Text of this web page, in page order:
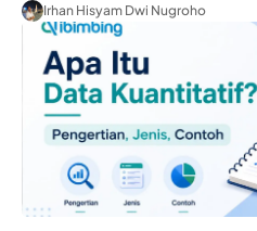
Irhan Hisyam Dwi Nugroho